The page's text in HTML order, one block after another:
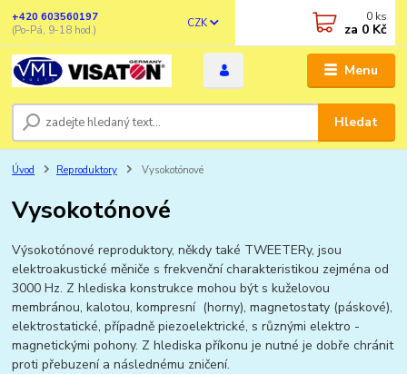
Menu
CZK
Hledat
+420 603560197
(Po-Pá, 9-18 hod.)
0 ks
za 0 Kč
Úvod Reproduktory Vysokotónové
Vysokotónové
Výsokotónové reproduktory, někdy také TWEETERy, jsou
elektroakustické měniče s frekvenční charakteristikou zejména od
3000 Hz. Z hlediska konstrukce mohou být s kuželovou
membránou, kalotou, kompresní (horny), magnetostaty (páskové),
elektrostatické, případně piezoelektrické, s různými elektro -
magnetickými pohony. Z hlediska příkonu je nutné je dobře chránit
proti přebuzení a následnému zničení.